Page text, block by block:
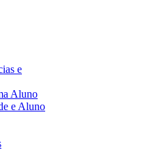
e
Aluno
e Aluno